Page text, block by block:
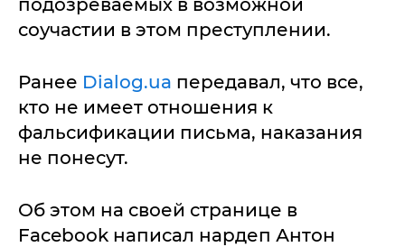
подозреваемых в возможной
соучастии в этом преступлении.
Ранее Dialog.ua передавал, что все,
кто не имеет отношения к
фальсификации письма, наказания
не понесут.
Об этом на своей странице в
Facebook написал нардеп Антон